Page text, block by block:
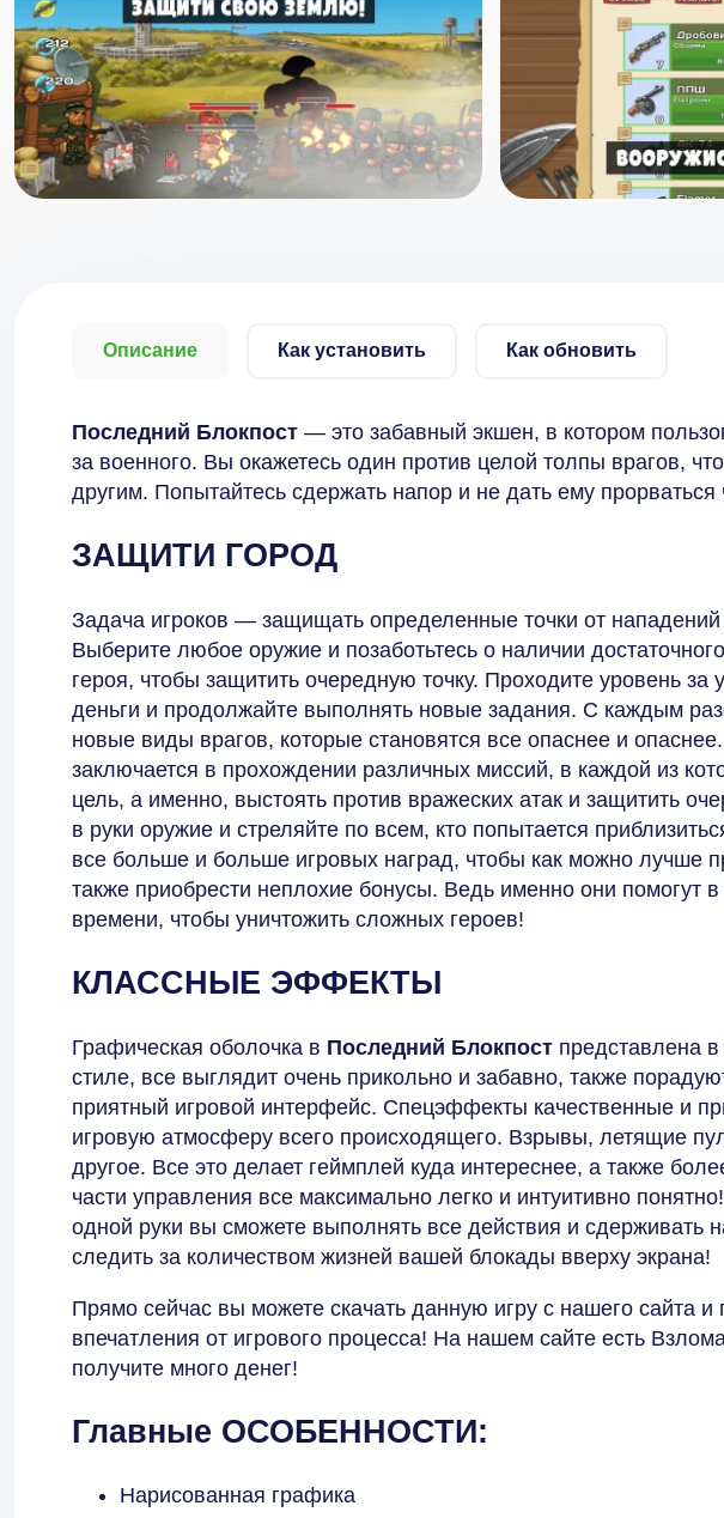
Описание Как установить Как обновить
Последний Блокпост — это забавный экшен, в котором
за военного. Вы окажетесь один против целой толпы врагов,
другим. Попытайтесь сдержать напор и не дать ему прорваться
ЗАЩИТИ ГОРОД
Задача игроков — защищать определенные точки от нападений
Выберите любое оружие и позаботьтесь о наличии
героя, чтобы защитить очередную точку. Проходите уровень за
деньги и продолжайте выполнять новые задания. С каждым
новые виды врагов, которые становятся все опаснее и
заключается в прохождении различных миссий, в каждой из
цель, а именно, выстоять против вражеских атак и защитить
в руки оружие и стреляйте по всем, кто попытается
все больше и больше игровых наград, чтобы как можно лучше
также приобрести неплохие бонусы. Ведь именно они помогут
времени, чтобы уничтожить сложных героев!
КЛАССНЫЕ ЭФФЕКТЫ
Графическая оболочка в Последний Блокпост представлена
стиле, все выглядит очень прикольно и забавно, также
приятный игровой интерфейс. Спецэффекты качественные и
игровую атмосферу всего происходящего. Взрывы, летящие
другое. Все это делает геймплей куда интереснее, а также
части управления все максимально легко и интуитивно
одной руки вы сможете выполнять все действия и сдерживать
следить за количеством жизней вашей блокады вверху экрана!
Прямо сейчас вы можете скачать данную игру с нашего сайта
впечатления от игрового процесса! На нашем сайте есть
получите много денег!
Главные ОСОБЕННОСТИ:
Нарисованная графика